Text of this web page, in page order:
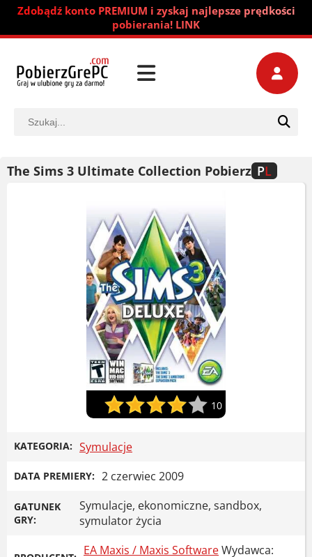
Zdobądź konto PREMIUM i zyskaj najlepsze prędkości
pobierania! LINK
The Sims 3 Ultimate Collection Pobierz PL
10
KATEGORIA: Symulacje
DATA PREMIERY: 2 czerwiec 2009
GATUNEK
GRY:
Symulacje, ekonomiczne, sandbox,
symulator życia
EA Maxis / Maxis SoftwareWydawca: